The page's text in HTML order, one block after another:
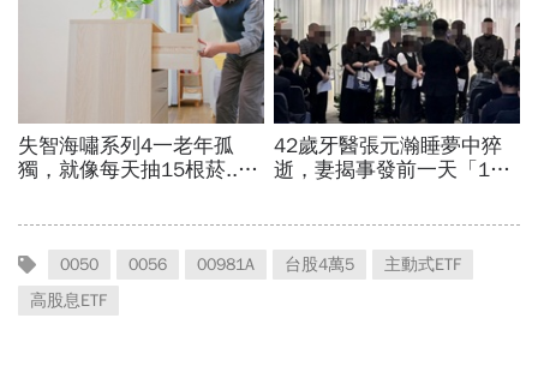
0050 0056 00981A 台股4萬5
主動式ETF
高股息ETF